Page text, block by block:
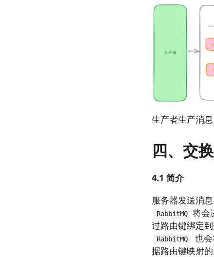
生产者生产消
四、交
4.1 简介
服务器发送消
RabbitMQ
将会
过路由键绑定
RabbitMQ
也
据路由键映射